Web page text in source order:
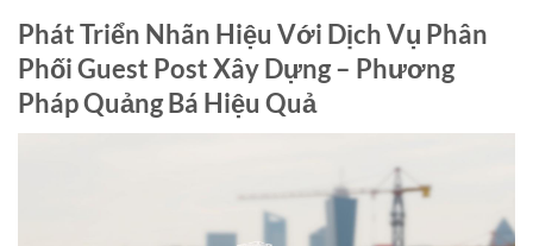
Phát Triển Nhãn Hiệu Với Dịch Vụ Phân
Phối Guest Post Xây Dựng – Phương
Pháp Quảng Bá Hiệu Quả